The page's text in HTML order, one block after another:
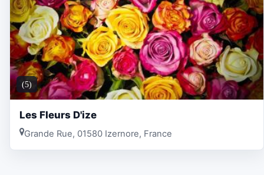
(5)
Les Fleurs D'ize
Grande Rue, 01580 Izernore, France